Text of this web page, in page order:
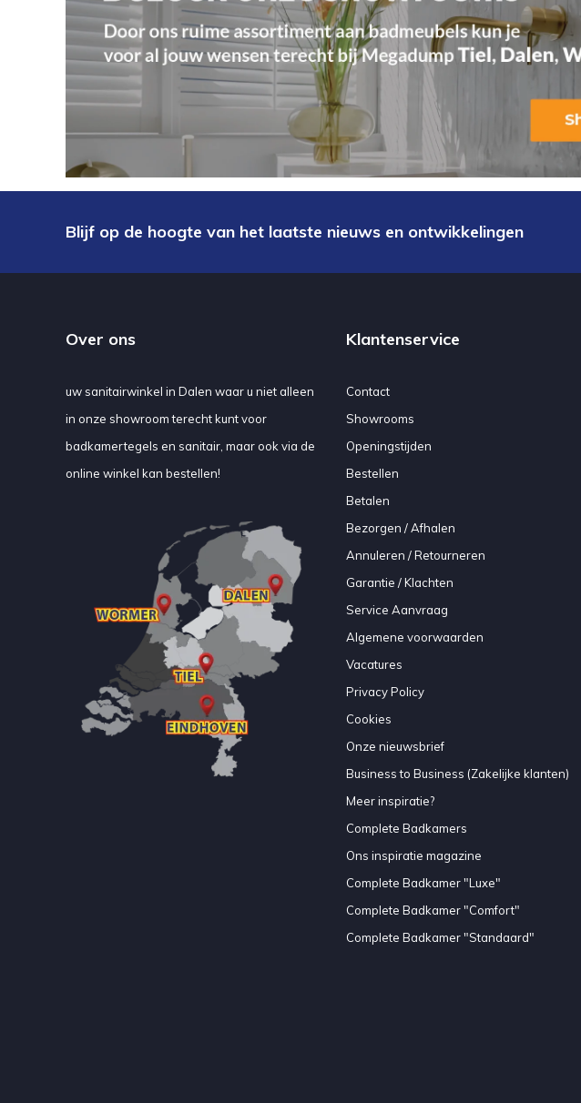
Blijf op de hoogte van het laatste nieuws en ontwikkelingen
Over ons
uw sanitairwinkel in Dalen waar u niet alleen
in onze showroom terecht kunt voor
badkamertegels en sanitair, maar ook via de
online winkel kan bestellen!
Klantenservice
Contact
Showrooms
Openingstijden
Bestellen
Betalen
Bezorgen / Afhalen
Annuleren / Retourneren
Garantie / Klachten
Service Aanvraag
Algemene voorwaarden
Vacatures
Privacy Policy
Cookies
Onze nieuwsbrief
Business to Business (Zakelijke klanten)
Meer inspiratie?
Complete Badkamers
Ons inspiratie magazine
Complete Badkamer "Luxe"
Complete Badkamer "Comfort"
Complete Badkamer "Standaard"